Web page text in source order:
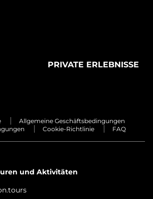
PRIVATE ERLEBNISSE
Allgemeine Geschäftsbedingungen
Cookie-Richtlinie FAQ
und Aktivitäten